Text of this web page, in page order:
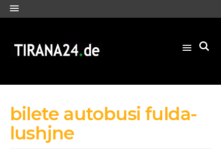
bilete autobusi fulda-
lushjne